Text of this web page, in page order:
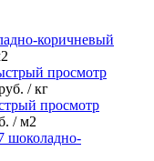
коричневый
просмотр
/ кг
просмотр
/ м2